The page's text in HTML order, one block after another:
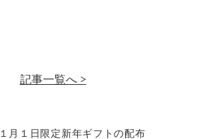
記事一覧へ >
１月１日限定新年ギフトの配布